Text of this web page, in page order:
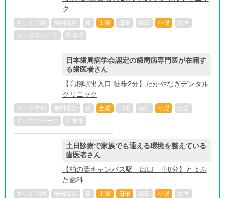
ク
ネット予約 無料電話 夜 土曜 日曜 祝日 小児
女医
キッズスペース
駐車場
日本歯周病学会認定の歯周病専門医が在籍す
る歯医者さん
【高柳駅出入口 徒歩2分】たかやなぎデンタル
クリニック
ネット予約 無料電話 夜 土曜 日曜 祝日 小児
女医
キッズスペース
駐車場
土日診療で家族でも通える環境を整えている
歯医者さん
【柏の葉キャンパス駅 出口 車8分】とよふ
た歯科
ネット予約 無料電話 夜 土曜 日曜 祝日 小児
女医